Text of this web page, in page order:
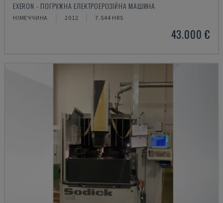
EXERON - ПОГРУЖНА ЕЛЕКТРОЕРОЗІЙНА МАШИНА
НІМЕЧЧИНА 2012 7.544 HRS
43.000 €